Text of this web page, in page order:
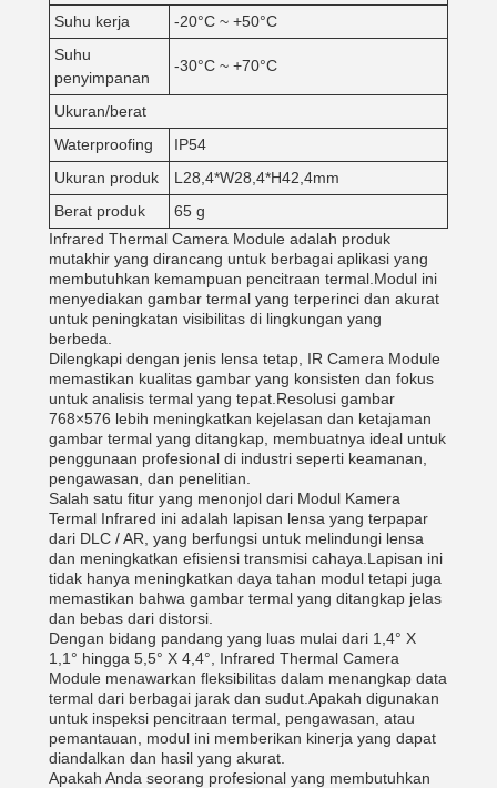
Suhu kerja
-20°C ~ +50°C
Suhu
penyimpanan
-30°C ~ +70°C
Ukuran/berat
Waterproofing
IP54
Ukuran produk
L28,4*W28,4*H42,4mm
Berat produk
65 g
Infrared Thermal Camera Module adalah produk
mutakhir yang dirancang untuk berbagai aplikasi yang
membutuhkan kemampuan pencitraan termal.Modul ini
menyediakan gambar termal yang terperinci dan akurat
untuk peningkatan visibilitas di lingkungan yang
berbeda.
Dilengkapi dengan jenis lensa tetap, IR Camera Module
memastikan kualitas gambar yang konsisten dan fokus
untuk analisis termal yang tepat.Resolusi gambar
768×576 lebih meningkatkan kejelasan dan ketajaman
gambar termal yang ditangkap, membuatnya ideal untuk
penggunaan profesional di industri seperti keamanan,
pengawasan, dan penelitian.
Salah satu fitur yang menonjol dari Modul Kamera
Termal Infrared ini adalah lapisan lensa yang terpapar
dari DLC / AR, yang berfungsi untuk melindungi lensa
dan meningkatkan efisiensi transmisi cahaya.Lapisan ini
tidak hanya meningkatkan daya tahan modul tetapi juga
memastikan bahwa gambar termal yang ditangkap jelas
dan bebas dari distorsi.
Dengan bidang pandang yang luas mulai dari 1,4° X
1,1° hingga 5,5° X 4,4°, Infrared Thermal Camera
Module menawarkan fleksibilitas dalam menangkap data
termal dari berbagai jarak dan sudut.Apakah digunakan
untuk inspeksi pencitraan termal, pengawasan, atau
pemantauan, modul ini memberikan kinerja yang dapat
diandalkan dan hasil yang akurat.
Apakah Anda seorang profesional yang membutuhkan